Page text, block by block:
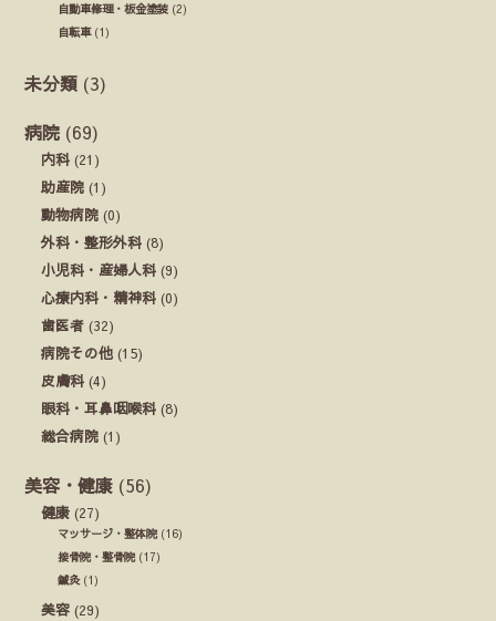
自動車修理・板金塗装 (2)
自転車(1)
未分類 (3)
病院 (69)
内科 (21)
助産院 (1)
動物病院 (0)
外科・整形外科 (8)
小児科・産婦人科 (9)
心療内科・精神科 (0)
歯医者 (32)
病院その他 (15)
皮膚科 (4)
眼科・耳鼻咽喉科 (8)
総合病院 (1)
美容・健康 (56)
健康 (27)
マッサージ・整体院(16)
接骨院・整骨院(17)
鍼灸(1)
美容 (29)